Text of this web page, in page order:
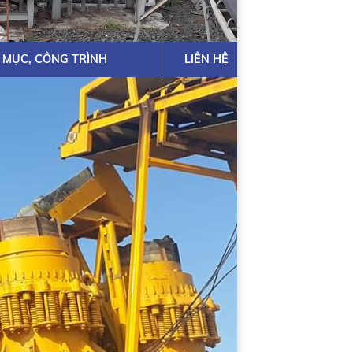
CÔNG TRÌNH LIÊN HỆ